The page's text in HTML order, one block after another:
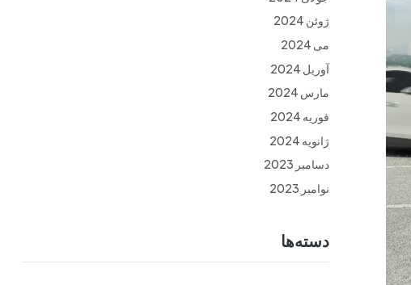
ژوئن 2024
می 2024
آوریل 2024
مارس 2024
فوریه 2024
ژانویه 2024
دسامبر 2023
نوامبر 2023
دسته‌ها